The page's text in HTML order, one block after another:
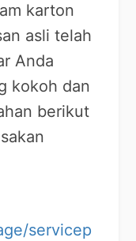
karton
asli telah
Anda
kokoh dan
berikut
servicep